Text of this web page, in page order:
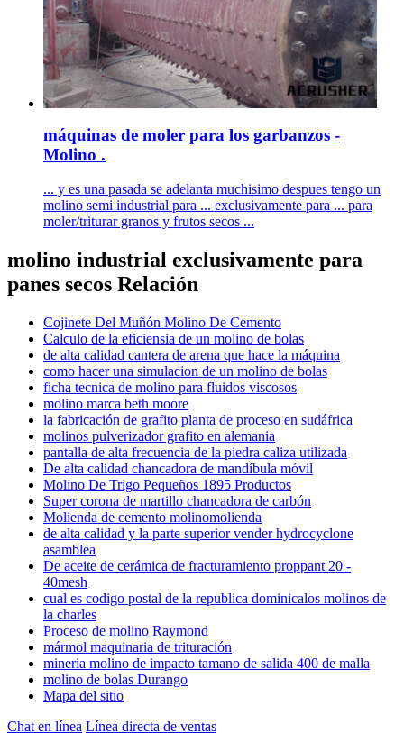
máquinas de moler para los garbanzos -
Molino .
... y es una pasada se adelanta muchisimo despues tengo un
molino semi industrial para ... exclusivamente para ... para
moler/triturar granos y frutos secos ...
molino industrial exclusivamente para
panes secos Relación
Cojinete Del Muñón Molino De Cemento
Calculo de la eficiensia de un molino de bolas
de alta calidad cantera de arena que hace la máquina
como hacer una simulacion de un molino de bolas
ficha tecnica de molino para fluidos viscosos
molino marca beth moore
la fabricación de grafito planta de proceso en sudáfrica
molinos pulverizador grafito en alemania
pantalla de alta frecuencia de la piedra caliza utilizada
De alta calidad chancadora de mandíbula móvil
Molino De Trigo Pequeños 1895 Productos
Super corona de martillo chancadora de carbón
Molienda de cemento molinomolienda
de alta calidad y la parte superior vender hydrocyclone
asamblea
De aceite de cerámica de fracturamiento proppant 20 -
40mesh
cual es codigo postal de la republica dominicalos molinos de
la charles
Proceso de molino Raymond
mármol maquinaria de trituración
mineria molino de impacto tamano de salida 400 de malla
molino de bolas Durango
Mapa del sitio
Chat en línea Línea directa de ventas